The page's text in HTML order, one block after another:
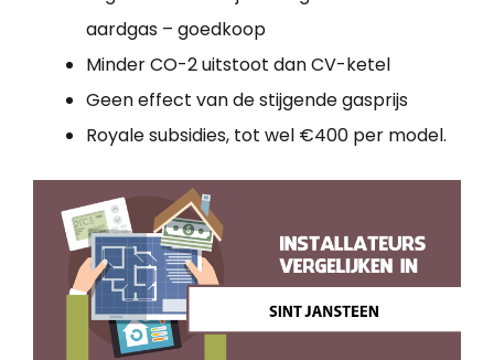
aardgas – goedkoop
Minder CO-2 uitstoot dan CV-ketel
Geen effect van de stijgende gasprijs
Royale subsidies, tot wel €400 per model.